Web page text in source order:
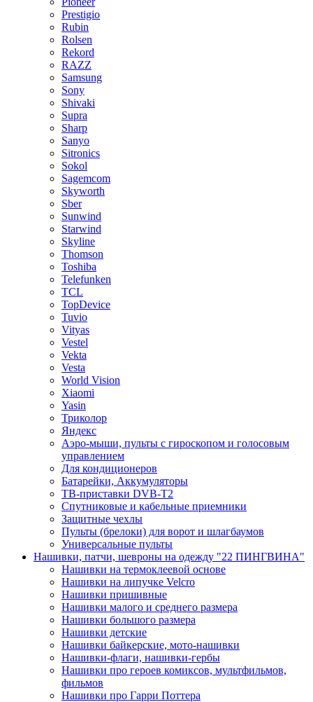
Prestigio
Rubin
Rolsen
Rekord
RAZZ
Samsung
Sony
Shivaki
Supra
Sharp
Sanyo
Sitronics
Sokol
Sagemcom
Skyworth
Sber
Sunwind
Starwind
Skyline
Thomson
Toshiba
Telefunken
TCL
TopDevice
Tuvio
Vityas
Vestel
Vekta
Vesta
World Vision
Xiaomi
Yasin
Триколор
Яндекс
Аэро-мыши, пульты с гироскопом и голосовым
управлением
Для кондиционеров
Батарейки, Аккумуляторы
ТВ-приставки DVB-T2
Спутниковые и кабельные приемники
Защитные чехлы
Пульты (брелоки) для ворот и шлагбаумов
Универсальные пульты
Нашивки, патчи, шевроны на одежду "22 ПИНГВИНА"
Нашивки на термоклеевой основе
Нашивки на липучке Velcro
Нашивки пришивные
Нашивки малого и среднего размера
Нашивки большого размера
Нашивки детские
Нашивки байкерские, мото-нашивки
Нашивки-флаги, нашивки-гербы
Нашивки про героев комиксов, мультфильмов,
фильмов
Нашивки про Гарри Поттера